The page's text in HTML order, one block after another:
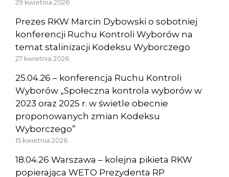
29 kwietnia 2026
Prezes RKW Marcin Dybowski o sobotniej
konferencji Ruchu Kontroli Wyborów na
temat stalinizacji Kodeksu Wyborczego
27 kwietnia 2026
25.04.26 – konferencja Ruchu Kontroli
Wyborów „Społeczna kontrola wyborów w
2023 oraz 2025 r. w świetle obecnie
proponowanych zmian Kodeksu
Wyborczego”
15 kwietnia 2026
18.04.26 Warszawa – kolejna pikieta RKW
popierająca WETO Prezydenta RP